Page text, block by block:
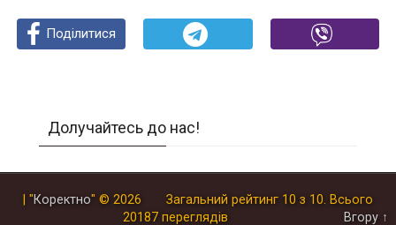
Поділитися
Поділитися
Поділитися
Долучайтесь до нас!
| "Коректно" © 2026 Загальний рейтинг 10 з 10. Всього
20187 переглядів Вгору ↑